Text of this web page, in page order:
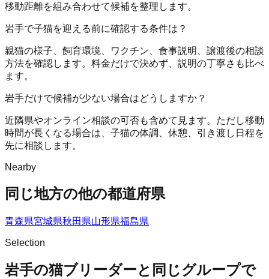
移動距離を組み合わせて候補を整理します。
岩手で子猫を迎える前に確認する条件は？
親猫の様子、飼育環境、ワクチン、食事説明、譲渡後の相談
方法を確認します。料金だけで決めず、説明の丁寧さも比べ
ます。
岩手だけで候補が少ない場合はどうしますか？
近隣県やオンライン相談の可否も含めて見ます。ただし移動
時間が長くなる場合は、子猫の体調、休憩、引き渡し日程を
先に相談します。
Nearby
同じ地方の他の都道府県
青森県宮城県秋田県山形県福島県
Selection
岩手の猫ブリーダーと同じグループで